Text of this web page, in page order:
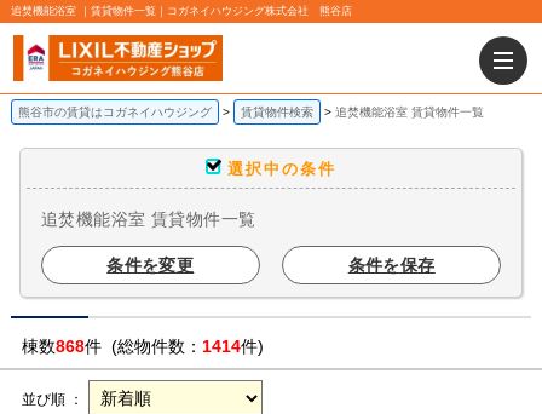
追焚機能浴室 ｜賃貸物件一覧｜コガネイハウジング株式会社 熊谷店
熊谷市の賃貸はコガネイハウジング 賃貸物件検索 追焚機能浴室 賃貸物件一覧
選択中の条件
追焚機能浴室 賃貸物件一覧
条件を変更 条件を保存
棟数868件 (総物件数： 1414件)
並び順 ：